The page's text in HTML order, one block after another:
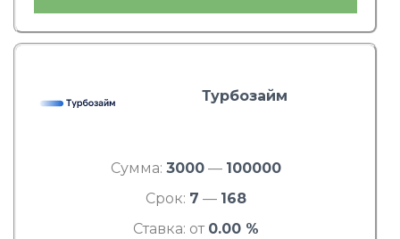
Турбозайм
Сумма: 3000— 100000
Срок: 7 — 168
Ставка: от 0.00 %